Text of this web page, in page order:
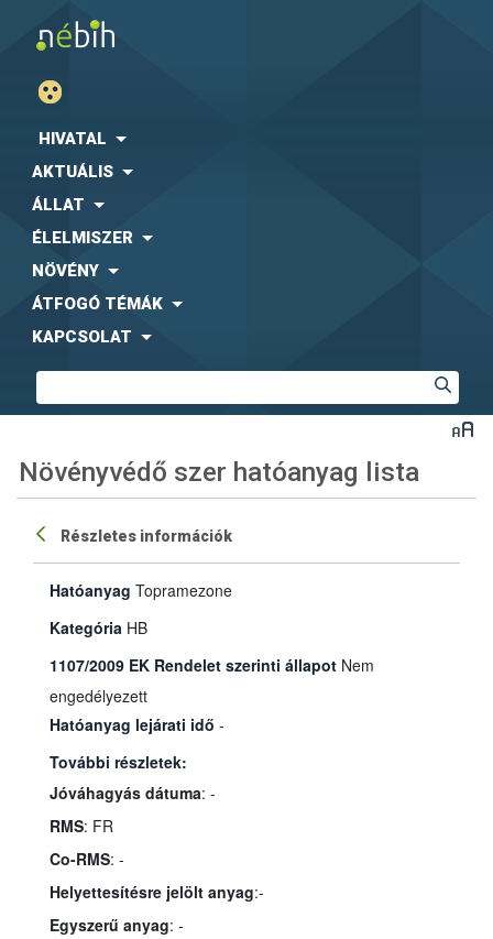
HIVATAL
AKTUÁLIS
ÁLLAT
ÉLELMISZER
NÖVÉNY
ÁTFOGÓ TÉMÁK
KAPCSOLAT
Növényvédő szer hatóanyag lista
Részletes információk
Hatóanyag Topramezone
Kategória HB
1107/2009 EK Rendelet szerinti állapot
engedélyezett
Hatóanyag lejárati idő -
További részletek:
Jóváhagyás dátuma: -
RMS: FR
Co-RMS: -
Helyettesítésre jelölt anyag:-
Egyszerű anyag: -